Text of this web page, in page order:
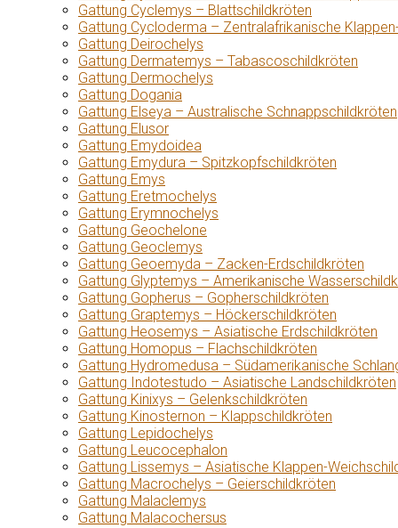
Gattung Cyclemys – Blattschildkröten
Gattung Cycloderma – Zentralafrikanische
Gattung Deirochelys
Gattung Dermatemys – Tabascoschildkröten
Gattung Dermochelys
Gattung Dogania
Gattung Elseya – Australische Schnappschildkröten
Gattung Elusor
Gattung Emydoidea
Gattung Emydura – Spitzkopfschildkröten
Gattung Emys
Gattung Eretmochelys
Gattung Erymnochelys
Gattung Geochelone
Gattung Geoclemys
Gattung Geoemyda – Zacken-Erdschildkröten
Gattung Glyptemys – Amerikanische
Gattung Gopherus – Gopherschildkröten
Gattung Graptemys – Höckerschildkröten
Gattung Heosemys – Asiatische Erdschildkröten
Gattung Homopus – Flachschildkröten
Gattung Hydromedusa – Südamerikanische
Gattung Indotestudo – Asiatische Landschildkröten
Gattung Kinixys – Gelenkschildkröten
Gattung Kinosternon – Klappschildkröten
Gattung Lepidochelys
Gattung Leucocephalon
Gattung Lissemys – Asiatische Klappen-
Gattung Macrochelys – Geierschildkröten
Gattung Malaclemys
Gattung Malacochersus